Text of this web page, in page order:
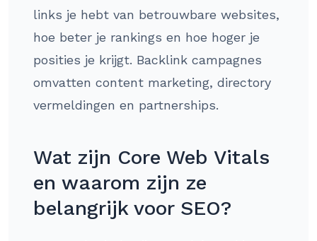
links je hebt van betrouwbare websites,
hoe beter je rankings en hoe hoger je
posities je krijgt. Backlink campagnes
omvatten content marketing, directory
vermeldingen en partnerships.
Wat zijn Core Web Vitals
en waarom zijn ze
belangrijk voor SEO?